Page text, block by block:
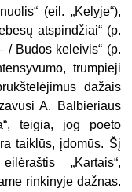
(eil. „Kelyje“),
atspindžiai“ (p.
/ Budos keleivis“ (p.
trumpieji
dažais
A. Balbieriaus
teigia, jog poeto
taiklūs, įdomūs. Šį
„Kartais“,
rinkinyje dažnas.